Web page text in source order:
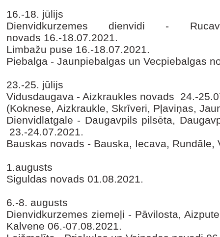
16.-18. jūlijs
Dienvidkurzemes dienvidi -
novads 16.-18.07.2021.
Limbažu puse 16.-18.07.2021.
Piebalga - Jaunpiebalgas un Vecpiebalgas
23.-25. jūlijs
Vidusdaugava - Aizkraukles novads
24.-
(Koknese, Aizkraukle, Skrīveri, Pļaviņas,
Dienvidlatgale - Daugavpils pilsēta,
23.-24.07.2021.
Bauskas novads - Bauska, Iecava, Rundāle,
1.augusts
Siguldas novads 01.08.2021.
6.-8. augusts
Dienvidkurzemes ziemeļi - Pāvilosta,
Kalvene 06.-07.08.2021.